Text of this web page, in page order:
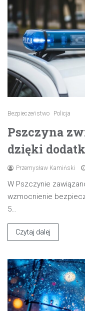
Bezpieczeństwo Policja
Pszczyna
dzięki
Przemysław Kamiński
W Pszczynie
wzmocnienie
5…
Czytaj dalej